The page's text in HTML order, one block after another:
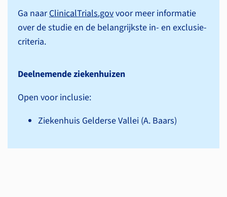
Ga naarClinicalTrials.govvoor meer informatie
over de studie en de belangrijkste in- en exclusie­
criteria.
Deelnemende ziekenhuizen
Open voor inclusie:
Ziekenhuis Gelderse Vallei (A. Baars)